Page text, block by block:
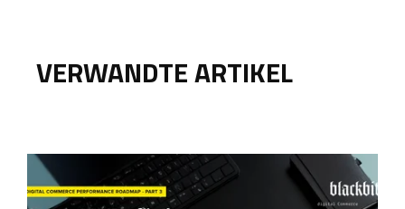
VERWANDTE ARTIKEL